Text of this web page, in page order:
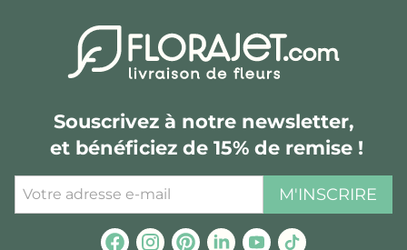
Souscrivez à notre newsletter,
et bénéficiez de 15% de remise !
M'INSCRIRE